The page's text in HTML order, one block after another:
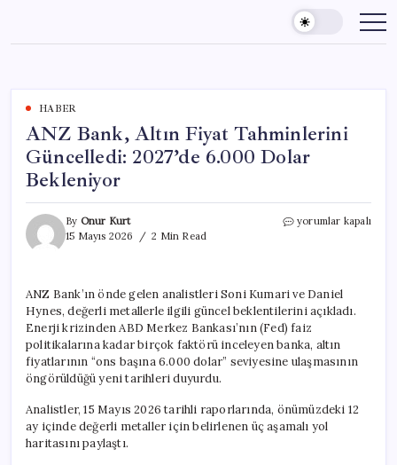
content
HABER
ANZ Bank, Altın Fiyat Tahminlerini
Güncelledi: 2027’de 6.000 Dolar
Bekleniyor
By Onur Kurt
15 Mayıs 2026
2 Min Read
ANZ
Güncelledi:
2027’de
6.000
Dolar
Bekleniyor
için
yorumlar kapalı
ANZ Bank’ın önde gelen analistleri Soni Kumari ve Daniel
Hynes, değerli metallerle ilgili güncel beklentilerini açıkladı.
Enerji krizinden ABD Merkez Bankası’nın (Fed) faiz
politikalarına kadar birçok faktörü inceleyen banka, altın
fiyatlarının “ons başına 6.000 dolar” seviyesine ulaşmasının
öngörüldüğü yeni tarihleri duyurdu.
Analistler, 15 Mayıs 2026 tarihli raporlarında, önümüzdeki 12
ay içinde değerli metaller için belirlenen üç aşamalı yol
haritasını paylaştı.